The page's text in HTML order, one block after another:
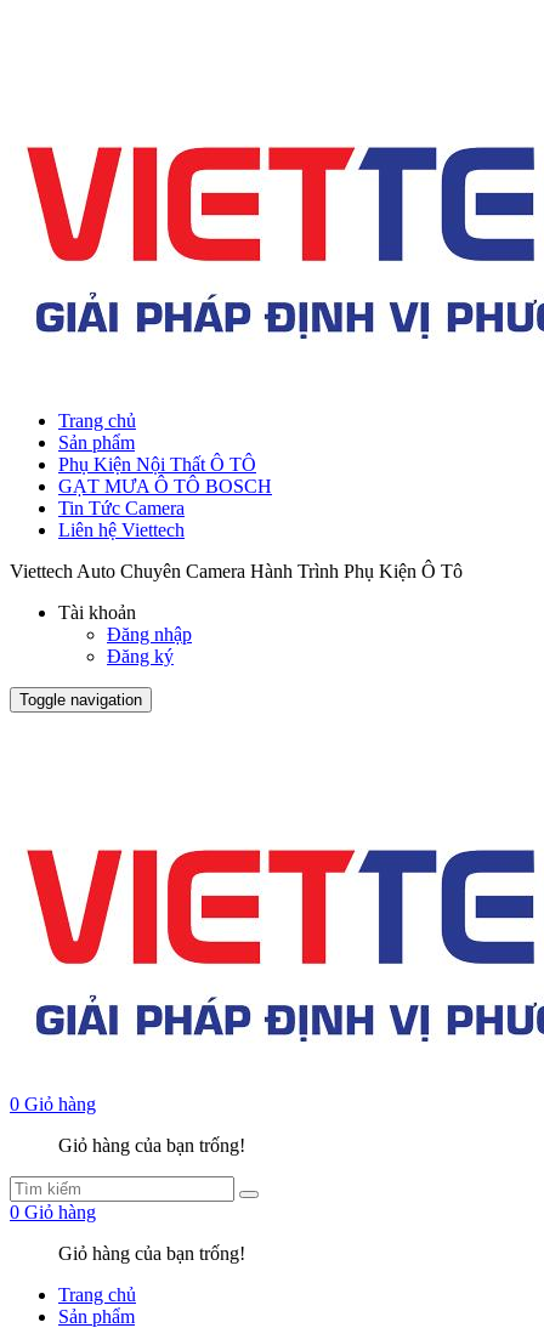
Trang chủ
Sản phẩm
Phụ Kiện Nội Thất Ô TÔ
GẠT MƯA Ô TÔ BOSCH
Tin Tức Camera
Liên hệ Viettech
Viettech Auto Chuyên Camera Hành Trình Phụ Kiện Ô Tô
Tài khoản
Đăng nhập
Đăng ký
Toggle navigation
0 Giỏ hàng
Giỏ hàng của bạn trống!
0 Giỏ hàng
Giỏ hàng của bạn trống!
Trang chủ
Sản phẩm